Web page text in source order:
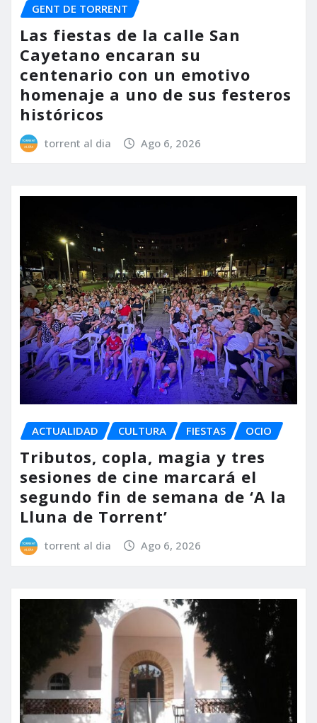
GENT DE TORRENT
Las fiestas de la calle San
Cayetano encaran su
centenario con un emotivo
homenaje a uno de sus festeros
históricos
torrent al dia Ago 6, 2026
ACTUALIDAD CULTURA FIESTAS OCIO
Tributos, copla, magia y tres
sesiones de cine marcará el
segundo fin de semana de ‘A la
Lluna de Torrent’
torrent al dia Ago 6, 2026